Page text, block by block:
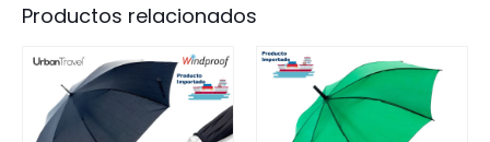
Productos relacionados